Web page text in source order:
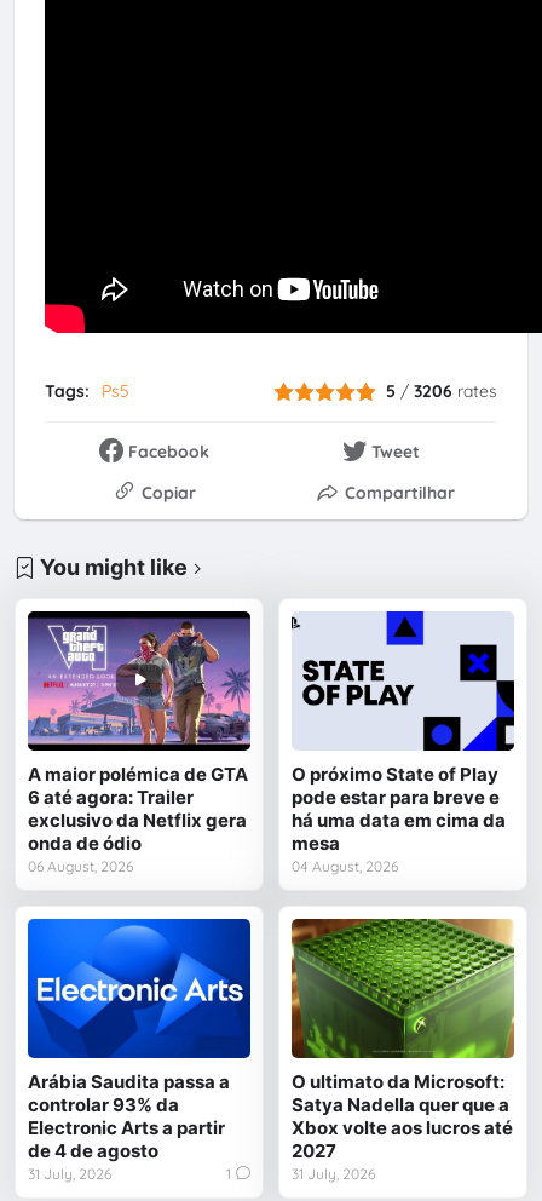
Tags: Ps5 5 /3206 rates
Facebook
Tweet
Copiar
Compartilhar
You might like
A maior polémica de GTA
6 até agora: Trailer
exclusivo da Netflix gera
onda de ódio
06 August, 2026
O próximo State of Play
pode estar para breve e
há uma data em cima da
mesa
04 August, 2026
Arábia Saudita passa a
controlar 93% da
Electronic Arts a partir
de 4 de agosto
31 July, 2026 1
O ultimato da Microsoft:
Satya Nadella quer que a
Xbox volte aos lucros até
2027
31 July, 2026